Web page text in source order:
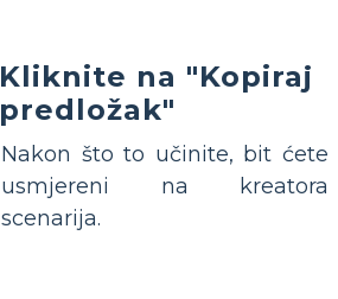
Kliknite na "Kopiraj
predložak"
Nakon što to učinite, bit ćete
usmjereni na kreatora
scenarija.